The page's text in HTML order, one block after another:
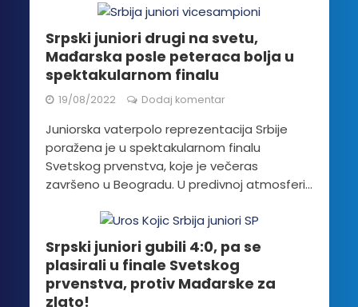
Srpski juniori drugi na svetu,
Mađarska posle peteraca bolja u
spektakularnom finalu
19/08/2022 Dodaj komentar
Juniorska vaterpolo reprezentacija Srbije
poražena je u spektakularnom finalu
Svetskog prvenstva, koje je večeras
završeno u Beogradu. U predivnoj atmosferi...
Srpski juniori gubili 4:0, pa se
plasirali u finale Svetskog
prvenstva, protiv Mađarske za
zlato!